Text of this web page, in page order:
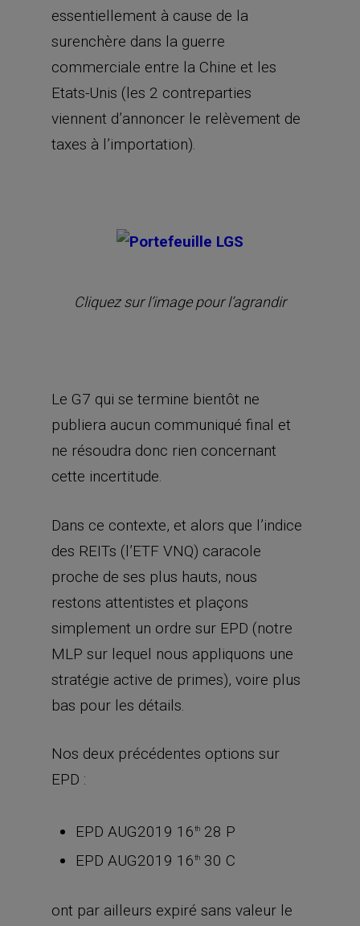
essentiellement à cause de la
surenchère dans la guerre
commerciale entre la Chine et les
Etats-Unis (les 2 contreparties
viennent d’annoncer le relèvement de
taxes à l’importation).
Cliquez sur l’image pour l’agrandir
Le G7 qui se termine bientôt ne
publiera aucun communiqué final et
ne résoudra donc rien concernant
cette incertitude.
Dans ce contexte, et alors que l’indice
des REITs (l’ETF VNQ) caracole
proche de ses plus hauts, nous
restons attentistes et plaçons
simplement un ordre sur EPD (notre
MLP sur lequel nous appliquons une
stratégie active de primes), voire plus
bas pour les détails.
Nos deux précédentes options sur
EPD :
EPD AUG2019 16th 28 P
EPD AUG2019 16th 30 C
ont par ailleurs expiré sans valeur le